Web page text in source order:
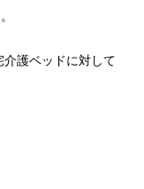
護ベッドに対して
あった場合の安全装